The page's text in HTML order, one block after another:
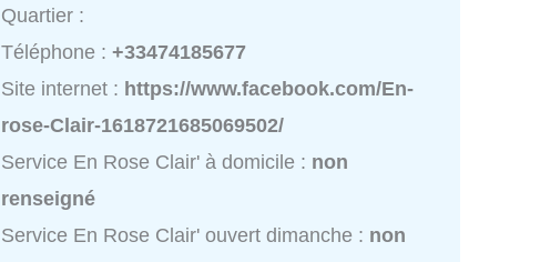
Quartier :
Téléphone :+33474185677
Site internet : https://www.facebook.com/En-
rose-Clair-1618721685069502/
Service En Rose Clair' à domicile : non
renseigné
Service En Rose Clair' ouvert dimanche : non